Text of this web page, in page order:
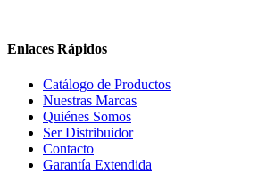
Enlaces Rápidos
Catálogo de Productos
Nuestras Marcas
Quiénes Somos
Ser Distribuidor
Contacto
Garantía Extendida